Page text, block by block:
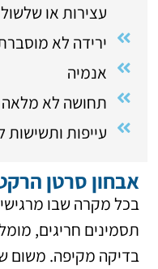
עצירות או שלשול
ירידה לא
אנמיה
תחושה לא מלאה
עייפות
אבחון סרטן
בכל מקרה שבו
תסמינים חריגים,
בדיקה מקיפה. משום